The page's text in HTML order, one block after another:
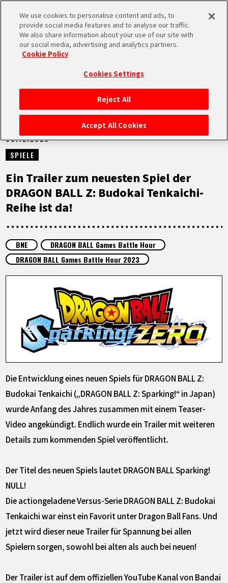
MEN
STARTSEITE
NEUES
HIGHLIGHTS
VIDEOS
SPECIALS
INFOS
LANGUAGE
JP
EN FR DE ES
NEUES
08.12.2023
SPIELE
Ein Trailer zum neuesten Spiel der
DRAGON BALL Z: Budokai Tenkaichi-
Reihe ist da!
BNE
DRAGON BALL Games Battle Hour
DRAGON BALL Games Battle Hour 2023
Die Entwicklung eines neuen Spiels für DRAGON BALL Z:
Budokai Tenkaichi („DRAGON BALL Z: Sparking!“ in Japan)
wurde Anfang des Jahres zusammen mit einem Teaser-
Video angekündigt. Endlich wurde ein Trailer mit weiteren
Details zum kommenden Spiel veröffentlicht.
Der Titel des neuen Spiels lautet DRAGON BALL Sparking!
NULL!
Die actiongeladene Versus-Serie DRAGON BALL Z: Budokai
Tenkaichi war einst ein Favorit unter Dragon Ball Fans. Und
jetzt wird dieser neue Trailer für Spannung bei allen
Spielern sorgen, sowohl bei alten als auch bei neuen!
Der Trailer ist auf dem offiziellen YouTube Kanal von Bandai
We use cookies to personalise content and ads, to
provide social media features and to analyse our traffic.
We also share information about your use of our site with
our social media, advertising and analytics partners.
Cookie Policy
Cookies Settings
Reject All
Accept All Cookies